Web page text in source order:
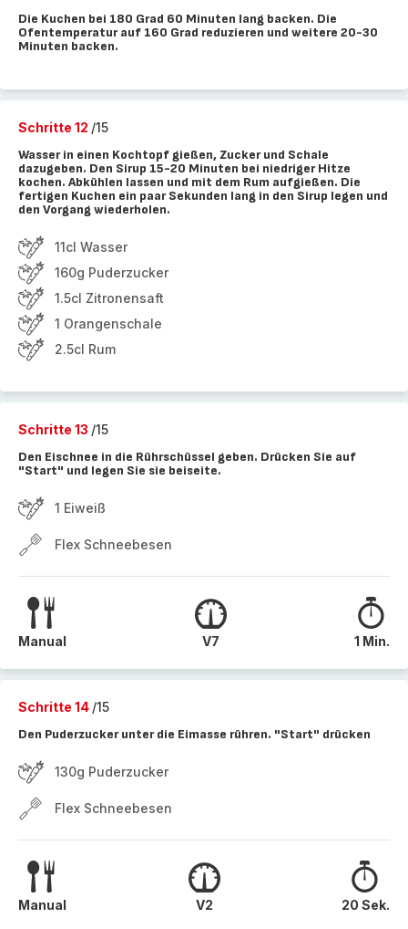
Die Kuchen bei 180 Grad 60 Minuten lang backen. Die
Ofentemperatur auf 160 Grad reduzieren und weitere 20-30
Minuten backen.
Schritte 12 /15
Wasser in einen Kochtopf gießen, Zucker und Schale
dazugeben. Den Sirup 15-20 Minuten bei niedriger Hitze
kochen. Abkühlen lassen und mit dem Rum aufgießen. Die
fertigen Kuchen ein paar Sekunden lang in den Sirup legen und
den Vorgang wiederholen.
11cl Wasser
160g Puderzucker
1.5cl Zitronensaft
1 Orangenschale
2.5cl Rum
Schritte 13 /15
Den Eischnee in die Rührschüssel geben. Drücken Sie auf
"Start" und legen Sie sie beiseite.
1 Eiweiß
Flex Schneebesen
Manual V7 1 Min.
Schritte 14 /15
Den Puderzucker unter die Eimasse rühren. "Start" drücken
130g Puderzucker
Flex Schneebesen
Manual V2 20 Sek.